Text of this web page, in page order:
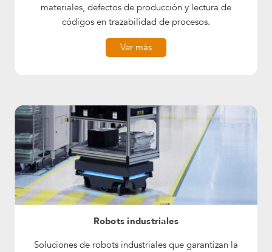
materiales, defectos de producción y lectura de
códigos en trazabilidad de procesos.
Ver más
Robots industriales
Soluciones de robots industriales que garantizan la